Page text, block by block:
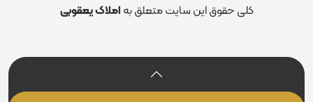
کلی حقوق این سایت متعلق به املاک یعقوبی